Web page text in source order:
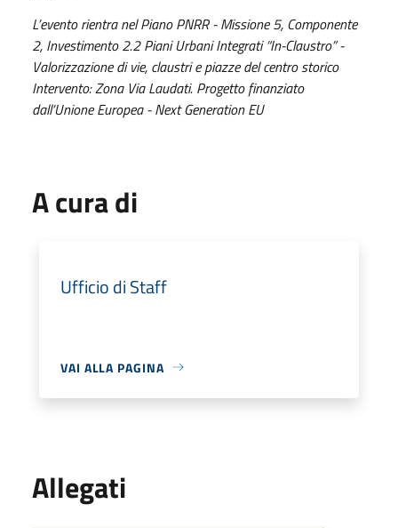
L’evento rientra nel Piano PNRR - Missione 5, Componente
2, Investimento 2.2 Piani Urbani Integrati “In-Claustro” -
Valorizzazione di vie, claustri e piazze del centro storico
Intervento: Zona Via Laudati. Progetto finanziato
dall’Unione Europea - Next Generation EU
A cura di
Ufficio di Staff
VAI ALLA PAGINA
Allegati